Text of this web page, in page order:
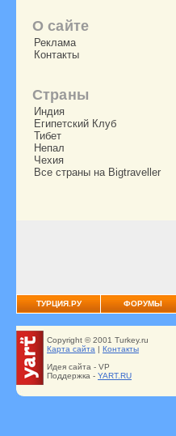
О сайте
Реклама
Контакты
Страны
Индия
Египетский Клуб
Тибет
Непал
Чехия
Все страны на Bigtraveller
ТУРЦИЯ.РУ ФОРУМЫ
Copyright © 2001 Turkey.ru
Карта сайта | Контакты
Идея сайта - VP
Поддержка - YART.RU